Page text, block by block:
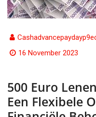
16 November 2023
500 Euro
Een Flexibele